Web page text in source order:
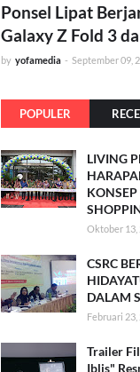
Ponsel Lipat
Galaxy Z Fold 3
by yofamedia - September 09,
POPULER
LIVING
KONSEP
Oktober 13,
CSRC
DALAM
Februari 23,
Trailer
Iblis"